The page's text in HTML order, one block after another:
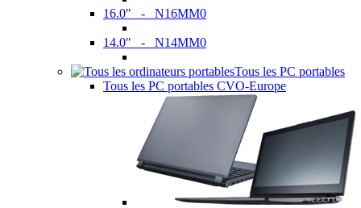
16.0" - N16MM0
14.0" - N14MM0
Tous les PC portables
Tous les PC portables CVO-Europe